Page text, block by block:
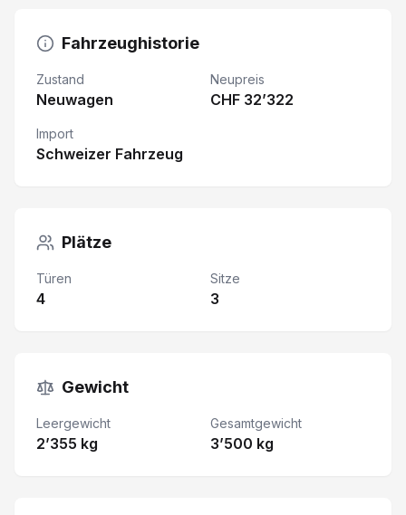
Fahrzeughistorie
Zustand
Neuwagen
Neupreis
CHF 32’322
Import
Schweizer Fahrzeug
Plätze
Türen
4
Sitze
3
Gewicht
Leergewicht
2’355 kg
Gesamtgewicht
3’500 kg